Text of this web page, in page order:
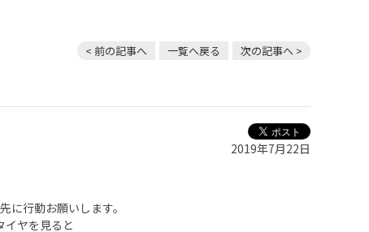
< 前の記事へ 一覧へ戻る 次の記事へ >
2019年7月22日
に行動お願いします。
イヤを見ると